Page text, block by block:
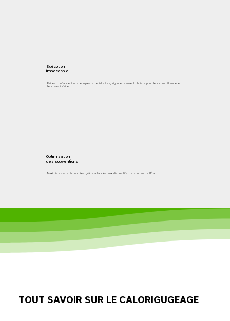
Faites confiance à nos équipes spécialisées, rigoureusement choisis pour leur compétence et
leur savoir-faire.
Exécution
impeccable
Maximisez vos économies grâce à l'accès aux dispositifs de soutien de l'État.
Optimisation
des subventions
TOUT SAVOIR SUR LE CALORIGUGEAGE